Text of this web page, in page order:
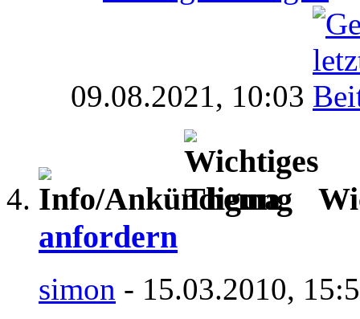
09.08.2021, 10:03
anfordern
simon - 15.03.2010,